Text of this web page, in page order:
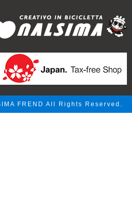
FREND All Rights Reserved.